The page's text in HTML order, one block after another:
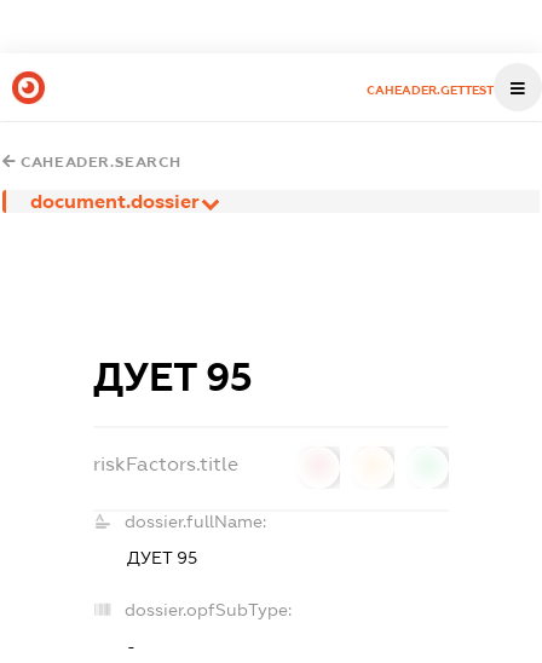
CAHEADER.GETTEST
CAHEADER.SEARCH
document.dossier
ДУЕТ 95
riskFactors.title
dossier.fullName:
ДУЕТ 95
dossier.opfSubType:
-